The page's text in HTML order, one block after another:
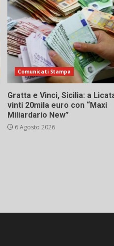
Comunicati Stampa
Gratta e Vinci, Sicilia: a
vinti 20mila euro con “Maxi
Miliardario New”
6 Agosto 2026